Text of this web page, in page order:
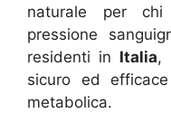
naturale per
pressione
residenti in Italia,
sicuro ed
metabolica.